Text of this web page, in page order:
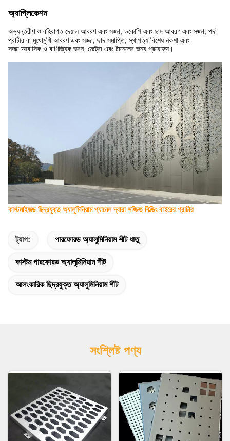
অ্যাপ্লিকেশন
অভ্যন্তরীণ ও বহিরাগত দেয়াল আবরণ এবং সজ্জা, ডকোপি এবং ছাদ আবরণ এবং সজ্জা, পর্দা
প্রাচীর বা মুখোমুখি আবরণ এবং সজ্জা, ছাদ সমাপ্তি, স্থাপত্য বিশেষ নকশা এবং
সজ্জা.আবাসিক ও বাণিজ্যিক ভবন, মেট্রো এবং টানেলের জন্য প্রযোজ্য।
কাস্টমাইজড ছিদ্রযুক্ত অ্যালুমিনিয়াম প্যানেল দ্বারা সজ্জিত বিল্ডিং বাইরের প্রাচীর
ট্যাগ: পারফোরড অ্যালুমিনিয়াম শীট ধাতু
কাস্টম পারফোরড অ্যালুমিনিয়াম শীট
আলংকারিক ছিদ্রযুক্ত অ্যালুমিনিয়াম শীট
সংশ্লিষ্ট পণ্য